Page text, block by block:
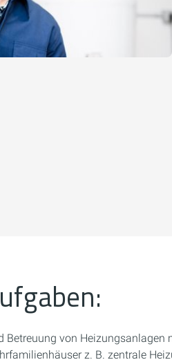
Betreuung von Heizungsanlagen
z. B. zentrale